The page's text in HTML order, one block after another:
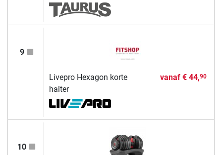
9
Livepro Hexagon korte
halter
vanaf € 44,90
10